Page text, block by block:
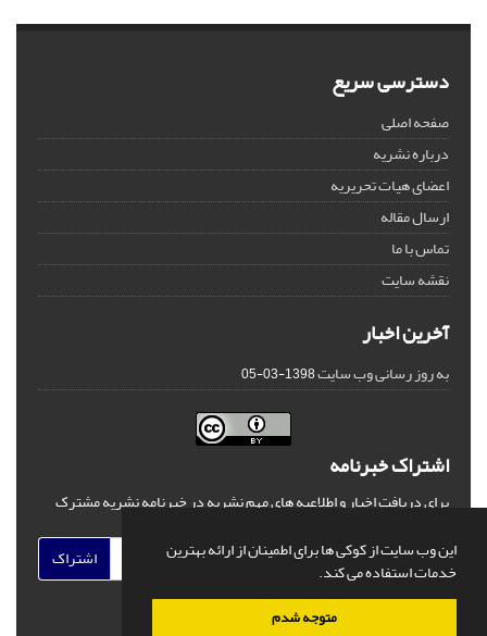
این وب سایت از کوکی ها برای اطمینان از ارائه بهترین
خدمات استفاده می کند.
متوجه شدم
دسترسی سریع
صفحه اصلی
درباره نشریه
اعضای هیات تحریریه
ارسال مقاله
تماس با ما
نقشه سایت
آخرین اخبار
به روز رسانی وب سایت1398-03-05
اشتراک خبرنامه
برای دریافت اخبار و اطلاعیه های مهم نشریه در خبرنامه نشریه مشترک
اشتراک